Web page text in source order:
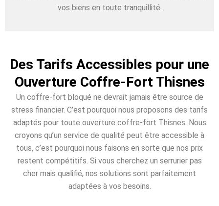
vos biens en toute tranquillité.
Des Tarifs Accessibles pour une
Ouverture Coffre-Fort Thisnes
Un coffre-fort bloqué ne devrait jamais être source de
stress financier. C’est pourquoi nous proposons des tarifs
adaptés pour toute ouverture coffre-fort Thisnes. Nous
croyons qu’un service de qualité peut être accessible à
tous, c’est pourquoi nous faisons en sorte que nos prix
restent compétitifs. Si vous cherchez un serrurier pas
cher mais qualifié, nos solutions sont parfaitement
adaptées à vos besoins.